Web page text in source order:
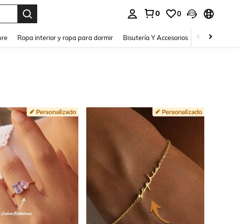
0 0
Ropa interior y ropa para dormir Bisutería Y Accesorios Zapatos